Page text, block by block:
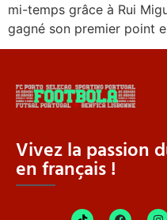
mi-temps grâce à Rui
gagné son premier point
Vivez la passion
en français !